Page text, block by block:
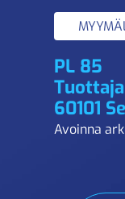
PL 85
60101
Avoinna